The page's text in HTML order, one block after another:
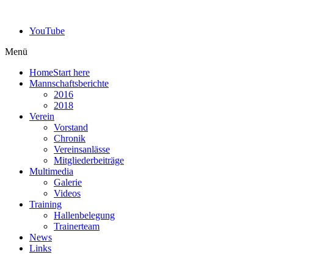
YouTube
Menü
HomeStart here
Mannschaftsberichte
2016
2018
Verein
Vorstand
Chronik
Vereinsanlässe
Mitgliederbeiträge
Multimedia
Galerie
Videos
Training
Hallenbelegung
Trainerteam
News
Links